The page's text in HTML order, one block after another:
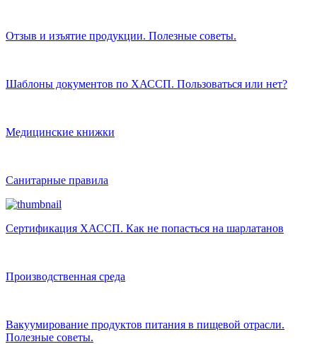
Отзыв и изъятие продукции. Полезные советы.
Шаблоны документов по ХАССП. Пользоваться или нет?
Медицинские книжки
Санитарные правила
Сертификация ХАССП. Как не попасться на шарлатанов
Производственная среда
Вакуумирование продуктов питания в пищевой отрасли.
Полезные советы.